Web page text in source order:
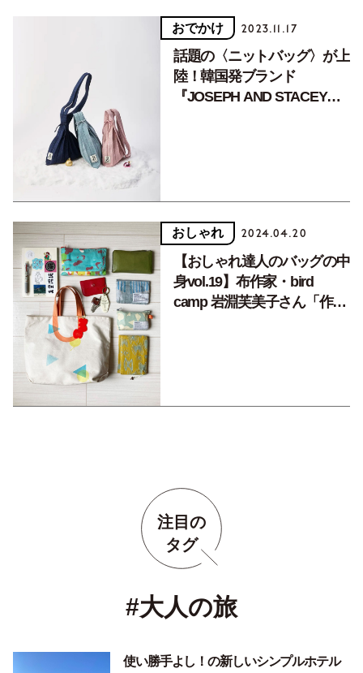
おでかけ 2023.11.17
話題の〈ニットバッグ〉が上
陸！韓国発ブランド
『JOSEPH AND STACEY』
おしゃれ 2024.04.20
【おしゃれ達人のバッグの中
身vol.19】布作家・bird
camp 岩淵芙美子さん「作り
注目の
タグ
#大人の旅
使い勝手よし！の新しいシンプルホテル